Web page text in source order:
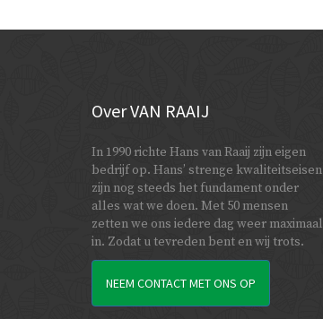
OverVAN RAAIJ
In 1990 richte Hans van Raaij zijn eigen
bedrijf op. Hans’ strenge kwaliteitseisen
zijn nog steeds het fundament onder
alles wat we doen. Met 50 mensen
zetten we ons iedere dag weer maximaal
in. Zodat u tevreden bent en wij trots.
NEEM CONTACT MET ONS OP